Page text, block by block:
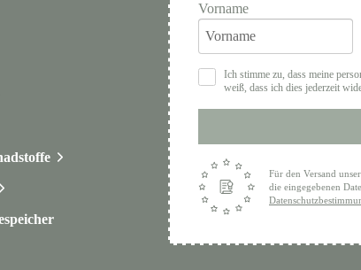
Vorname
Ich stimme zu, dass meine
weiß, dass ich dies jederzeit
Für den Versand
die eingegebenen